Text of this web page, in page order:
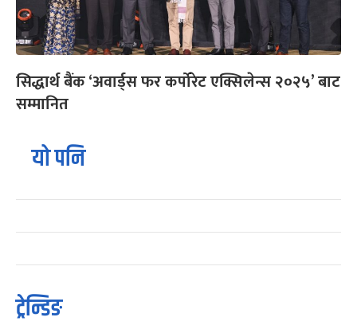
सिद्धार्थ बैंक ‘अवार्ड्स फर कर्पोरेट एक्सिलेन्स २०२५’ बाट
सम्मानित
यो पनि
ट्रेन्डिङ